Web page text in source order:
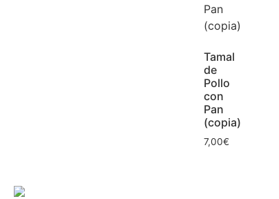
Tamal
de
Pollo
con
Pan
(copia)
7,00€